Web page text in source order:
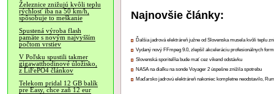
Železnice znižujú kvôli teplu
rýchlosť iba na 50 km/h,
spôsobuje to meškanie
Spustená výroba flash
pamäte s novým najvyšším
počtom vrstiev
V Poľsku spustili takmer
gigawatthodinové úložisko,
z LiFePO4 článkov
Telekom pridal 12 GB balík
pre Easy, chce zaň 12 eur
Najnovšie články:
Ďalšia jadrová elektráreň južne od Slovenska musela kvôli teplu
Vydaný nový FFmpeg 9.0, zlepšil akceleráciu profesionálnych
Slovenská sporiteľňa bude mať cez víkend odstávku
NASA na diaľku na sonde Voyager 2 úspešne znížila spotrebu
Maďarsko jadrovú elektráreň nakoniec kompletne neodstavilo,